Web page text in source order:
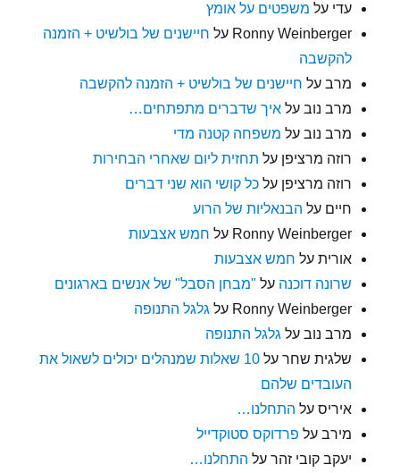
עדי על משפטים על אומץ
Ronny Weinberger על חיישנים של בולשיט + הזמנה
להקשבה
מרב על חיישנים של בולשיט + הזמנה להקשבה
מרב נוב עלאיך שדברים מתפתחים…
מרב נוב על משפחה קטנה מדי
רוזה מרציפן על תחזית ליום שאחרי הבחירות
רוזה מרציפן עלכל קושי הוא שני דברים
חיים על הבנאליות של הרוע
Ronny Weinberger על חמש אצבעות
אורית על חמש אצבעות
שרונה דוכנה על "מבחן הסבל" של אנשים בארגונים
Ronny Weinberger על גלגל התנופה
מרב נוב על גלגל התנופה
שלגית שחר על
10 שאלות שמנהלים יכולים לשאול את
העובדים שלהם
איריס על התחלנו…
מירב על פרדוקס סטוקדייל
יעקב קובי זהר על התחלנו…